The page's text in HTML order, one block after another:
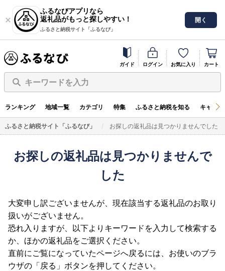
ふるなびアプリなら
返礼品がもっと探しやすい！
ふるさと納税サイト「ふるなび」
開く
ガイド ログイン お気に入り カート
キーワードを入力
ランキング 地域一覧 カテゴリ 特集 ふるさと納税を知る キャン
ふるさと納税サイト「ふるなび」 お探しの返礼品は見つかりませんでした
お探しの返礼品は見つかりませんで
した
大変申し訳ございませんが、現在該当する返礼品のお取り
扱いがございません。
恐れ入りますが、以下よりキーワードを入力して検索する
か、ほかの返礼品をご選択ください。
直前にご覧になっていたページへ戻るには、お使いのブラ
ウザの「戻る」ボタンを押してください。